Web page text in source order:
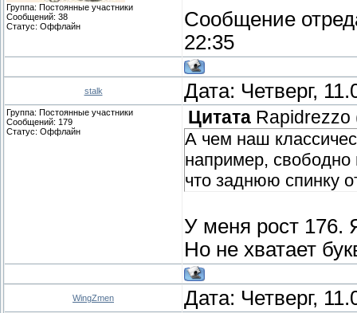
Группа: Постоянные участники
Сообщений: 38
Статус: Оффлайн
Сообщение
22:35
stalk Дата: Четверг,
Группа: Постоянные участники
Сообщений: 179
Статус: Оффлайн
Цитата Rapidrezzo
А чем наш
например,
что заднюю спинку
У меня рост 176.
Но не хватает
WingZmen Дата: Четверг,